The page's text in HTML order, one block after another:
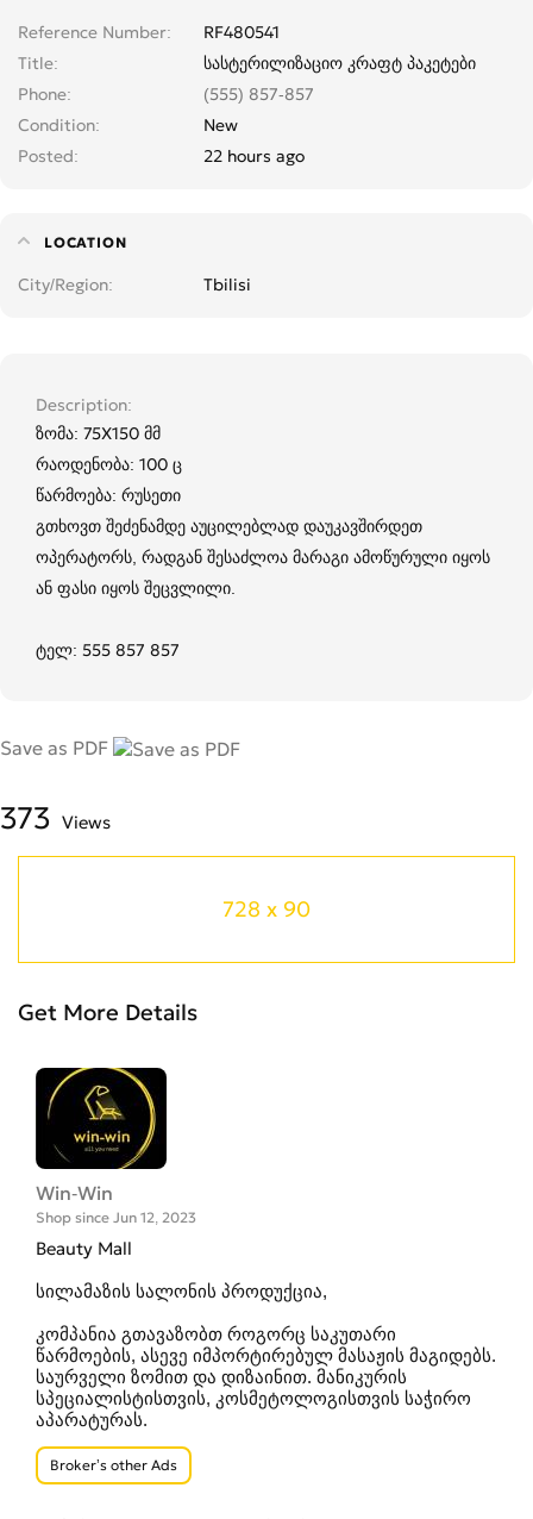
Reference Number
RF480541
Title
სასტერილიზაციო კრაფტ პაკეტები
Phone
(555) 857-857
Condition
New
Posted
22 hours ago
LOCATION
City/Region Tbilisi
Description
ზომა: 75X150 მმ
რაოდენობა: 100 ც
წარმოება: რუსეთი
გთხოვთ შეძენამდე აუცილებლად დაუკავშირდეთ
ოპერატორს, რადგან შესაძლოა მარაგი ამოწურული იყოს
ან ფასი იყოს შეცვლილი.
ტელ: 555 857 857
Save as PDF
373 Views
728 x 90
Get More Details
Win-Win
Shop since Jun 12, 2023
Beauty Mall
სილამაზის სალონის პროდუქცია,
კომპანია გთავაზობთ როგორც საკუთარი
წარმოების, ასევე იმპორტირებულ მასაჟის მაგიდებს.
საურველი ზომით და დიზაინით. მანიკურის
სპეციალისტისთვის, კოსმეტოლოგისთვის საჭირო
აპარატურას.
Broker’s other Ads